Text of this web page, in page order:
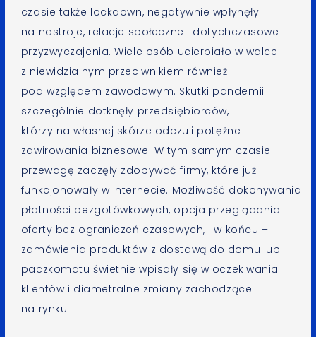
czasie także lockdown, negatywnie wpłynęły
na nastroje, relacje społeczne i dotychczasowe
przyzwyczajenia. Wiele osób ucierpiało w walce
z niewidzialnym przeciwnikiem również
pod względem zawodowym. Skutki pandemii
szczególnie dotknęły przedsiębiorców,
którzy na własnej skórze odczuli potężne
zawirowania biznesowe. W tym samym czasie
przewagę zaczęły zdobywać firmy, które już
funkcjonowały w Internecie. Możliwość dokonywania
płatności bezgotówkowych, opcja przeglądania
oferty bez ograniczeń czasowych, i w końcu –
zamówienia produktów z dostawą do domu lub
paczkomatu świetnie wpisały się w oczekiwania
klientów i diametralne zmiany zachodzące
na rynku.